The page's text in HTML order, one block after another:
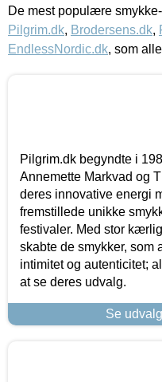
De mest populære
Pilgrim.dk, Brodersens.dk,
EndlessNordic.dk, som
Pilgrim.dk begyndte i
Annemette Markvad og
deres innovative energi
fremstillede unikke
festivaler. Med stor
skabte de smykker, som
intimitet og autenticitet;
at se deres udvalg.
Se